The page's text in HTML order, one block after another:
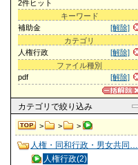
2件ヒット
キーワード
[解除]
補助金
カテゴリ
[解除]
人権行政
ファイル種別
[解除]
pdf
カテゴリ で絞り込み
> > >
人権・同和行政・男女共同…
人権行政(2)